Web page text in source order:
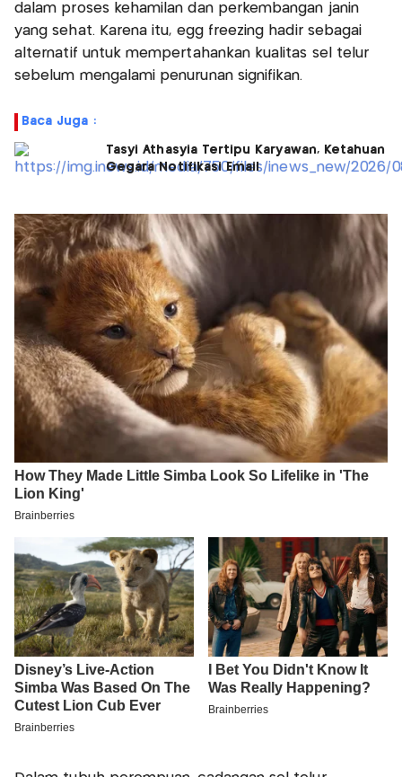
dalam proses kehamilan dan perkembangan janin
yang sehat. Karena itu, egg freezing hadir sebagai
alternatif untuk mempertahankan kualitas sel telur
sebelum mengalami penurunan signifikan.
Baca Juga :
Tasyi Athasyia Tertipu Karyawan, Ketahuan
Gegara Notifikasi Email